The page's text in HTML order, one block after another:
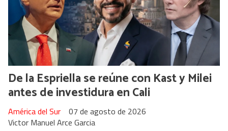
De la Espriella se reúne con Kast y Milei
antes de investidura en Cali
Victor Manuel Arce Garcia
América del Sur 07 de agosto de 2026